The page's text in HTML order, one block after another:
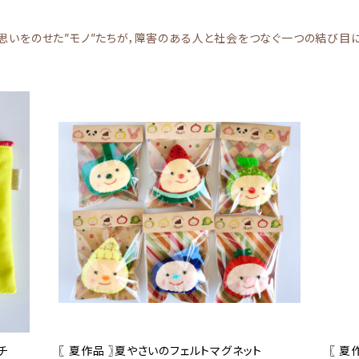
いをのせた”モノ”たちが，障害のある人と社会をつなぐ一つの結び目
〖 夏作品 〗夏やさいのフェルトマグネット
〖 夏